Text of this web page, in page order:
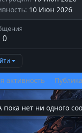
10 Июн 2026
0
активность
нет ни одного